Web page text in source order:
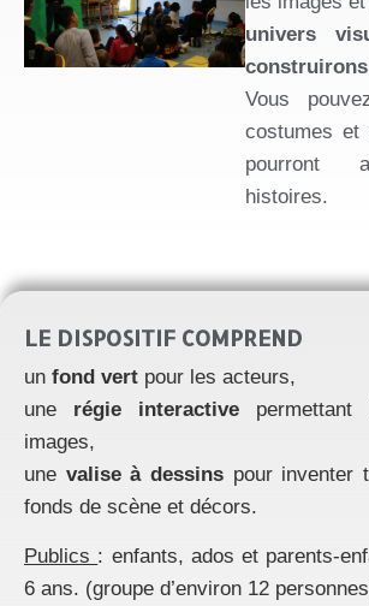
univers
Vous
costumes et
pourront
histoires.
LE DISPOSITIF COMPREND
un fond vert pour les acteurs,
une régie interactive permettant
images,
une valise à dessinspour inventer
fonds de scène et décors.
Publics : enfants, ados et parents-
6 ans. (groupe d’environ 12